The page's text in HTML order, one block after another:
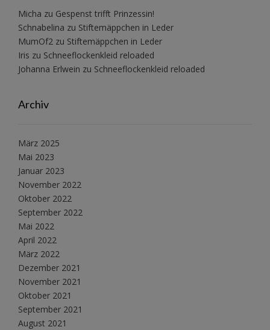
Micha zu Gespenst trifft Prinzessin!
Schnabelina zu Stiftemäppchen in Leder
MumOf2 zu Stiftemäppchen in Leder
Iris zu Schneeflockenkleid reloaded
Johanna Erlwein zu Schneeflockenkleid reloaded
Archiv
März 2025
Mai 2023
Januar 2023
November 2022
Oktober 2022
September 2022
Mai 2022
April 2022
März 2022
Dezember 2021
November 2021
Oktober 2021
September 2021
August 2021